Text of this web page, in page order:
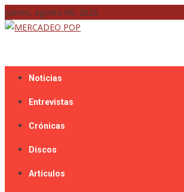
Skip
to
jueves, agosto 06, 2026
Noticias
Entrevistas
Crónicas
Discos
Artículos